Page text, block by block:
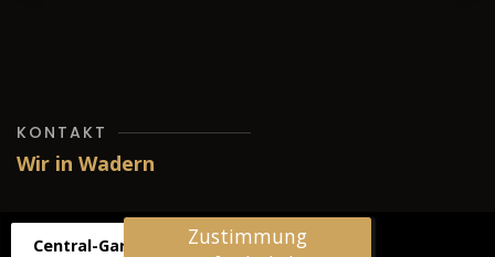
KONTAKT
Wir in Wadern
Central-Garage H. WilhelmZustimmung